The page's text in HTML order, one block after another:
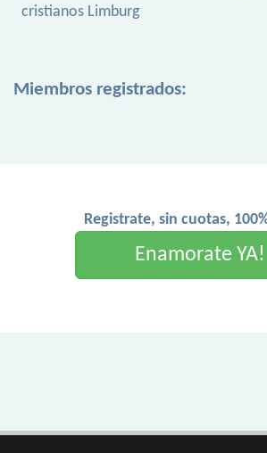
cristianos Limburg
Miembros registrados:
Registrate, sin cuotas,
Enamorate YA!